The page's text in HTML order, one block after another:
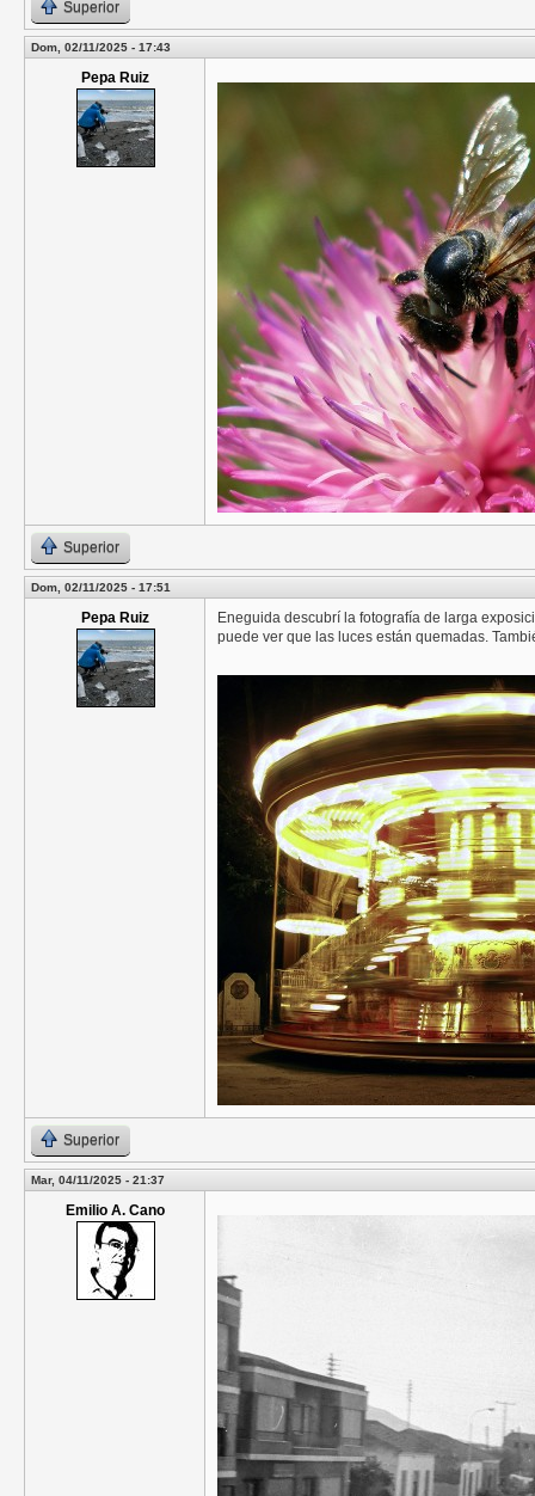
Superior
Dom, 02/11/2025 - 17:43
Pepa Ruiz
Superior
Dom, 02/11/2025 - 17:51
Pepa Ruiz
Eneguida descubrí la fotografía de larga
puede ver que las luces están quemadas.
Superior
Mar, 04/11/2025 - 21:37
Emilio A. Cano